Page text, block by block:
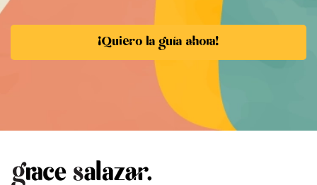
¡Quiero la guía ahora!